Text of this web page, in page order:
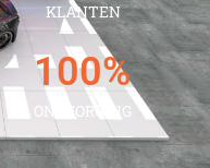
KLANTEN
ONTZORGING
100%